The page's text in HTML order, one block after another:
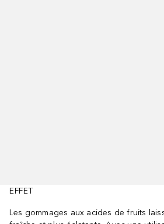
EFFET
Les gommages aux acides de fruits